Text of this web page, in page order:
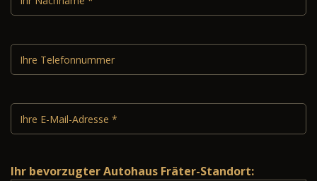
Ihr bevorzugter Autohaus Fräter-Standort: